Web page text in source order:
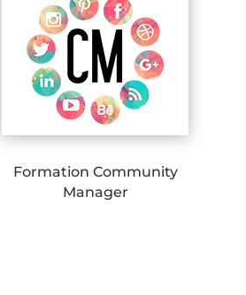
Formation Community
Manager